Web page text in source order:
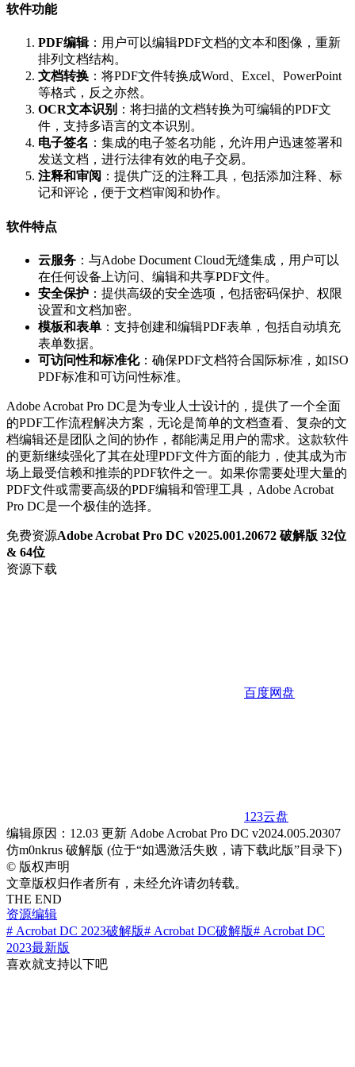
软件功能
PDF编辑：用户可以编辑PDF文档的文本和图像，重新
排列文档结构。
文档转换 ：将PDF文件转换成Word、Excel、PowerPoint
等格式，反之亦然。
OCR文本识别 ：将扫描的文档转换为可编辑的PDF文
件，支持多语言的文本识别。
电子签名 ：集成的电子签名功能，允许用户迅速签署和
发送文档，进行法律有效的电子交易。
注释和审阅 ：提供广泛的注释工具，包括添加注释、标
记和评论，便于文档审阅和协作。
软件特点
云服务 ：与Adobe Document Cloud无缝集成，用户可以
在任何设备上访问、编辑和共享PDF文件。
安全保护 ：提供高级的安全选项，包括密码保护、权限
设置和文档加密。
模板和表单 ：支持创建和编辑PDF表单，包括自动填充
表单数据。
可访问性和标准化：确保PDF文档符合国际标准，如ISO
PDF标准和可访问性标准。
Adobe Acrobat Pro DC是为专业人士设计的，提供了一个全面
的PDF工作流程解决方案，无论是简单的文档查看、复杂的文
档编辑还是团队之间的协作，都能满足用户的需求。这款软件
的更新继续强化了其在处理PDF文件方面的能力，使其成为市
场上最受信赖和推崇的PDF软件之一。如果你需要处理大量的
PDF文件或需要高级的PDF编辑和管理工具，Adobe Acrobat
Pro DC是一个极佳的选择。
免费资源Adobe Acrobat Pro DC v2025.001.20672 破解版 32位
& 64位
资源下载
百度网盘
123云盘
编辑原因：12.03 更新 Adobe Acrobat Pro DC v2024.005.20307
仿m0nkrus 破解版 (位于“如遇激活失败，请下载此版”目录下)
© 版权声明
文章版权归作者所有，未经允许请勿转载。
THE END
资源编辑
# Acrobat DC 2023破解版# Acrobat DC破解版# Acrobat DC
2023最新版
喜欢就支持以下吧